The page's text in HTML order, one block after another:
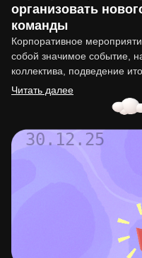
организовать
команды
Корпоративное
собой значимое событие,
коллектива, подведение
мотивации сотрудников.
Читать далее
30.12.25